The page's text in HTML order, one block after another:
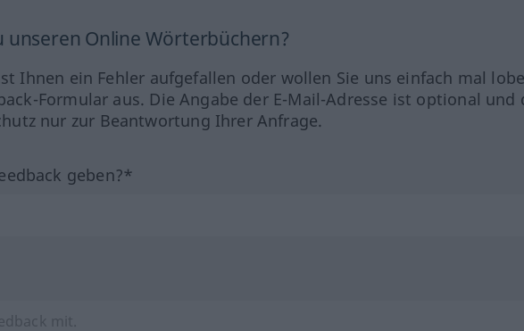
unseren Online Wörterbüchern?
Ihnen ein Fehler aufgefallen oder wollen Sie uns einfach mal
Formular aus. Die Angabe der E-Mail-Adresse ist optional und
nur zur Beantwortung Ihrer Anfrage.
geben?*